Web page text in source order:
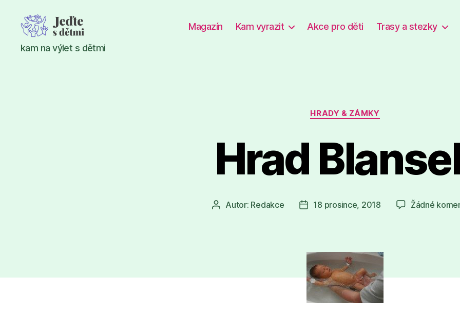
Jeďte
s
kam na výlet s dětmi
Magazín Kam vyrazit Akce pro děti Trasy a stezky
Rubriky
HRADY & ZÁMKY
Hrad
AutorAutor: Redakce
Datum
18 prosince, 2018 Žádné